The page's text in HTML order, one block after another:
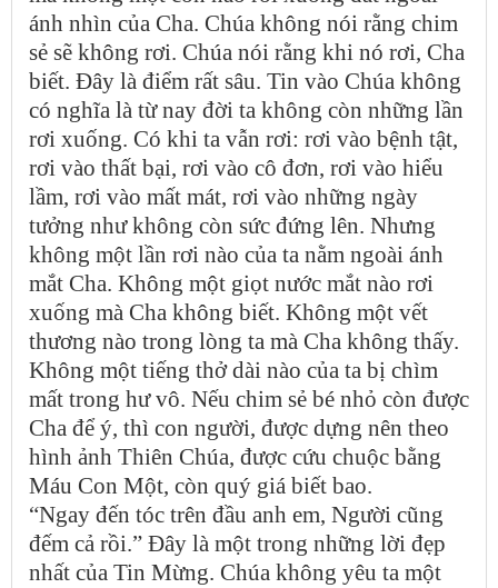
ánh nhìn của Cha. Chúa không nói rằng chim
sẻ sẽ không rơi. Chúa nói rằng khi nó rơi, Cha
biết. Đây là điểm rất sâu. Tin vào Chúa không
có nghĩa là từ nay đời ta không còn những lần
rơi xuống. Có khi ta vẫn rơi: rơi vào bệnh tật,
rơi vào thất bại, rơi vào cô đơn, rơi vào hiểu
lầm, rơi vào mất mát, rơi vào những ngày
tưởng như không còn sức đứng lên. Nhưng
không một lần rơi nào của ta nằm ngoài ánh
mắt Cha. Không một giọt nước mắt nào rơi
xuống mà Cha không biết. Không một vết
thương nào trong lòng ta mà Cha không thấy.
Không một tiếng thở dài nào của ta bị chìm
mất trong hư vô. Nếu chim sẻ bé nhỏ còn được
Cha để ý, thì con người, được dựng nên theo
hình ảnh Thiên Chúa, được cứu chuộc bằng
Máu Con Một, còn quý giá biết bao.
“Ngay đến tóc trên đầu anh em, Người cũng
đếm cả rồi.” Đây là một trong những lời đẹp
nhất của Tin Mừng. Chúa không yêu ta một